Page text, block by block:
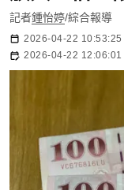
記者鍾怡婷/綜合報導
2026-04-22 10:53:25
2026-04-22 12:06:01